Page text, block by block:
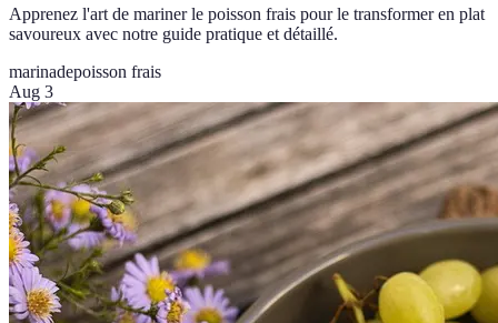
Apprenez l'art de mariner le poisson frais pour le transformer en plat
savoureux avec notre guide pratique et détaillé.
marinadepoisson frais
Aug 3